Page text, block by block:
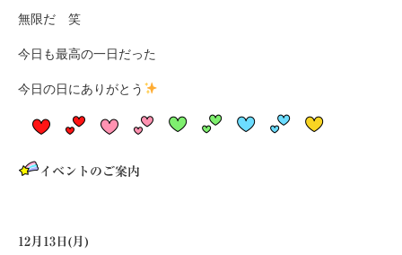
無限だ 笑
今日も最高の一日だった
今日の日にありがとう
イベントのご案内
12月13日(月)